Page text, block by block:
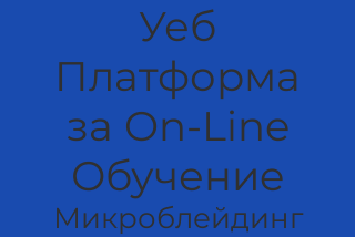
Уеб
Платформа
за On-Line
Обучениe
Микроблейдинг